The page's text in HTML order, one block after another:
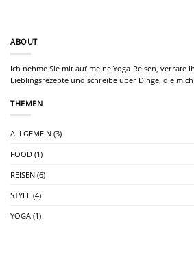
ABOUT
Ich nehme Sie mit auf meine Yoga-Reisen, verrate
Lieblingsrezepte und schreibe über Dinge, die
THEMEN
ALLGEMEIN (3)
FOOD (1)
REISEN (6)
STYLE (4)
YOGA (1)